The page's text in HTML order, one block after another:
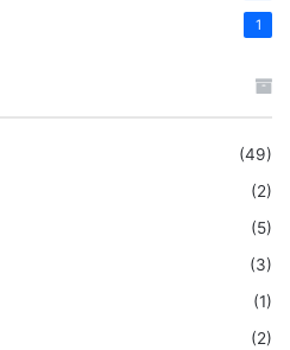
1
(49)
(2)
(5)
(3)
(1)
(2)